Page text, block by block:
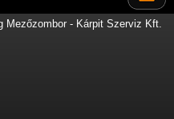
Mezőzombor - Kárpit Szerviz Kft.